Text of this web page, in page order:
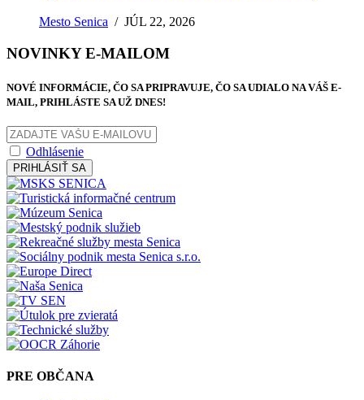
Mesto Senica /JÚL 22, 2026
NOVINKY E-MAILOM
NOVÉ INFORMÁCIE, ČO SA PRIPRAVUJE, ČO SA UDIALO NA VÁŠ E-
MAIL, PRIHLÁSTE SA UŽ DNES!
Odhlásenie
PRIHLÁSIŤ SA
PRE OBČANA